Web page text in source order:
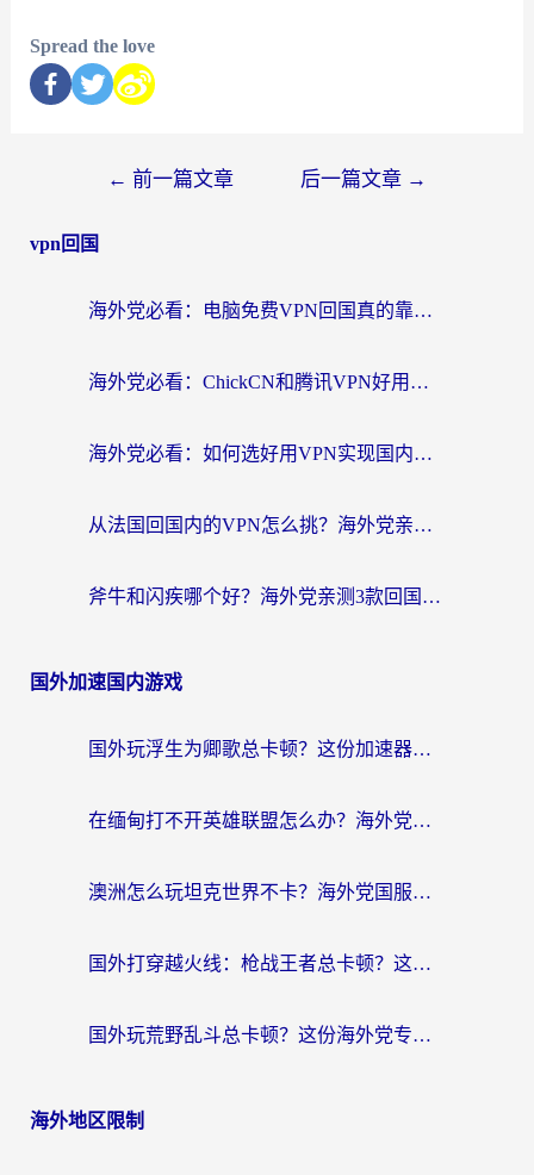
Spread the love
← 前一篇文章 后一篇文章 →
vpn回国
海外党必看：电脑免费VPN回国真的靠谱吗？附实测对比与最优方案指南
海外党必看：ChickCN和腾讯VPN好用吗？3招选对回国加速器，告别地区限制
海外党必看：如何选好用VPN实现国内资源无缝访问？从越南到全球都适用
从法国回国内的VPN怎么挑？海外党亲测：稳定、多端、安全才是关键
斧牛和闪疾哪个好？海外党亲测3款回国加速器，教你选到不踩坑的那一款
国外加速国内游戏
国外玩浮生为卿歌总卡顿？这份加速器选择指南帮你找回丝滑体验
在缅甸打不开英雄联盟怎么办？海外党亲测有效的国服游戏加速指南
澳洲怎么玩坦克世界不卡？海外党国服游戏加速终极指南（附逆战奇妙碰碰车解决方案）
国外打穿越火线：枪战王者总卡顿？这篇加速器推荐下载指南帮你解决延迟难题
国外玩荒野乱斗总卡顿？这份海外党专属的国服游戏加速攻略请收好
海外地区限制